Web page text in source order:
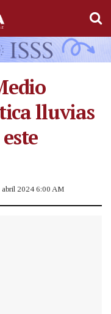
lluvias
abril 2024 6:00 AM